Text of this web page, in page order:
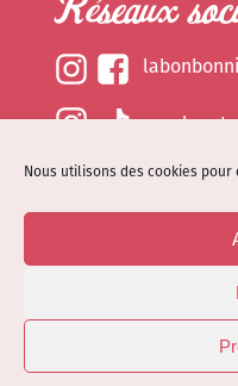
Nous utilisons des cookies
kloelicious_
Mentions légales
Politique de cookies
© Site web réalisé
Kloelicioustattoo